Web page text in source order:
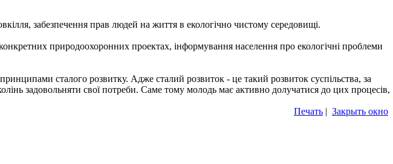
забезпечення прав людей на життя в екологічно чистому середовищі.
природоохоронних проектах, інформування населення про екологічні проблеми
сталого розвитку. Адже сталий розвиток - це такий розвиток суспiльства, за
задовольняти свої потреби. Саме тому молодь має активно долучатися до цих процесів,
Печать | Закрыть окно